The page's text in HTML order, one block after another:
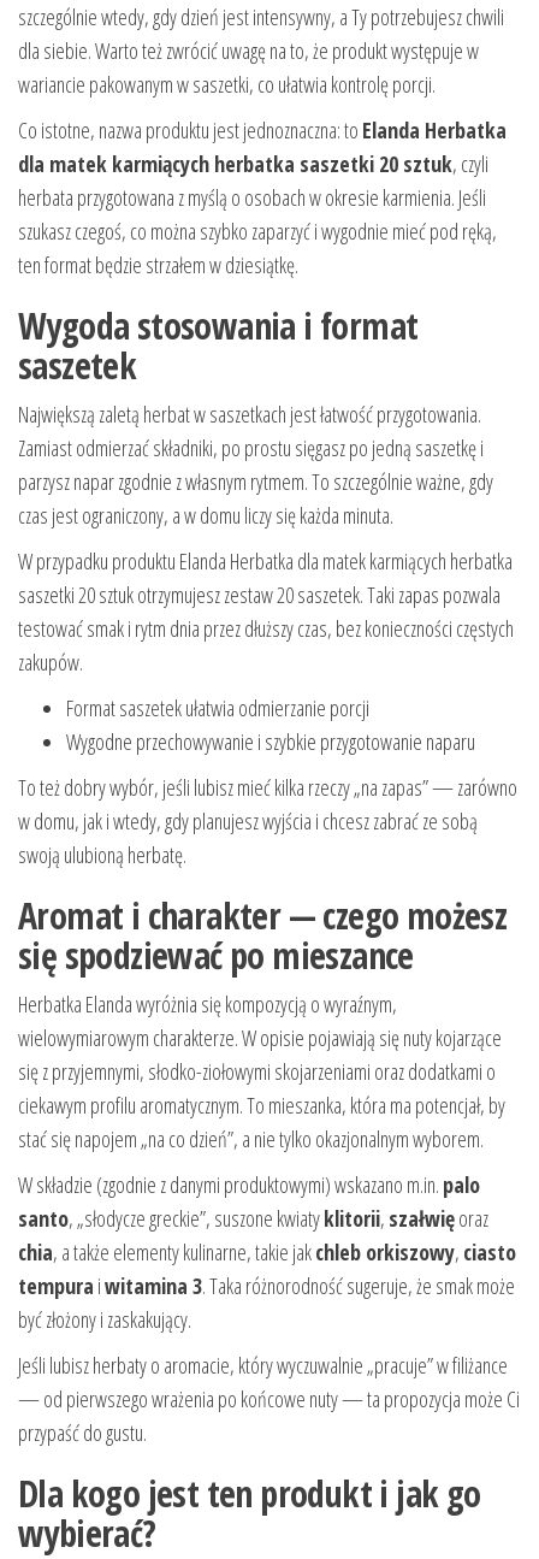
szczególnie wtedy, gdy dzień jest intensywny, a Ty potrzebujesz chwili
dla siebie. Warto też zwrócić uwagę na to, że produkt występuje w
wariancie pakowanym w saszetki, co ułatwia kontrolę porcji.
Co istotne, nazwa produktu jest jednoznaczna: to Elanda Herbatka
dla matek karmiących herbatka saszetki 20 sztuk, czyli
herbata przygotowana z myślą o osobach w okresie karmienia. Jeśli
szukasz czegoś, co można szybko zaparzyć i wygodnie mieć pod ręką,
ten format będzie strzałem w dziesiątkę.
Wygoda stosowania i format
saszetek
Największą zaletą herbat w saszetkach jest łatwość przygotowania.
Zamiast odmierzać składniki, po prostu sięgasz po jedną saszetkę i
parzysz napar zgodnie z własnym rytmem. To szczególnie ważne, gdy
czas jest ograniczony, a w domu liczy się każda minuta.
W przypadku produktu Elanda Herbatka dla matek karmiących herbatka
saszetki 20 sztuk otrzymujesz zestaw 20 saszetek. Taki zapas pozwala
testować smak i rytm dnia przez dłuższy czas, bez konieczności częstych
zakupów.
Format saszetek ułatwia odmierzanie porcji
Wygodne przechowywanie i szybkie przygotowanie naparu
To też dobry wybór, jeśli lubisz mieć kilka rzeczy „na zapas” — zarówno
w domu, jak i wtedy, gdy planujesz wyjścia i chcesz zabrać ze sobą
swoją ulubioną herbatę.
Aromat i charakter — czego możesz
się spodziewać po mieszance
Herbatka Elanda wyróżnia się kompozycją o wyraźnym,
wielowymiarowym charakterze. W opisie pojawiają się nuty kojarzące
się z przyjemnymi, słodko-ziołowymi skojarzeniami oraz dodatkami o
ciekawym profilu aromatycznym. To mieszanka, która ma potencjał, by
stać się napojem „na co dzień”, a nie tylko okazjonalnym wyborem.
W składzie (zgodnie z danymi produktowymi) wskazano m.in. palo
santo, „słodycze greckie”, suszone kwiatyklitorii, szałwięoraz
chia, a także elementy kulinarne, takie jakchleb orkiszowy, ciasto
tempura iwitamina 3. Taka różnorodność sugeruje, że smak może
być złożony i zaskakujący.
Jeśli lubisz herbaty o aromacie, który wyczuwalnie „pracuje” w filiżance
— od pierwszego wrażenia po końcowe nuty — ta propozycja może Ci
przypaść do gustu.
Dla kogo jest ten produkt i jak go
wybierać?